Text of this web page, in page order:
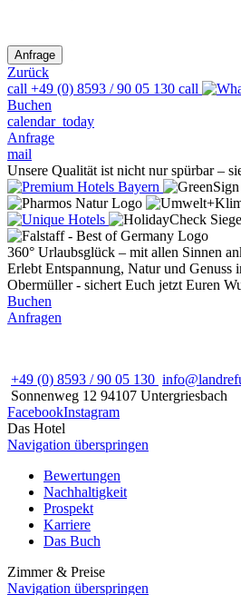
Zurück
call +49 (0) 8593 / 90 05 130 call
Buchen
calendar_today
Anfrage
mail
Unsere Qualität ist nicht nur spürbar –
360° Urlaubsglück – mit allen Sinnen
Erlebt Entspannung, Natur und Genuss
Obermüller - sichert Euch jetzt Euren
Buchen
Anfragen
+49 (0) 8593 / 90 05 130
Sonnenweg 12 94107 Untergriesbach
FacebookInstagram
Das Hotel
Navigation überspringen
Bewertungen
Nachhaltigkeit
Prospekt
Karriere
Das Buch
Zimmer & Preise
Navigation überspringen